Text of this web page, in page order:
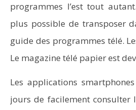
programmes l’est tout
plus possible de transposer
guide des programmes télé.
Le magazine télé papier est
Les applications
jours de facilement consulter